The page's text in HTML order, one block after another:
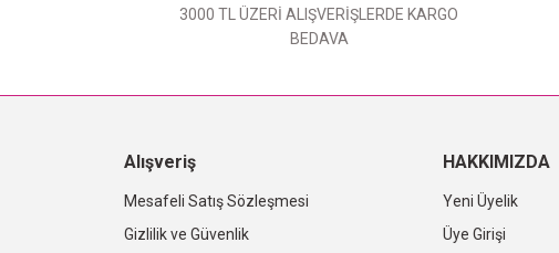
3000 TL ÜZERİ ALIŞVERİŞLERDE KARGO
BEDAVA
Alışveriş
Mesafeli Satış Sözleşmesi
Gizlilik ve Güvenlik
HAKKIMIZDA
Yeni Üyelik
Üye Girişi